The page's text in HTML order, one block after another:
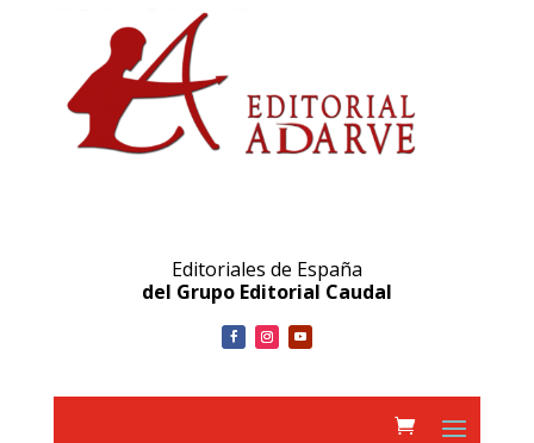
Editoriales de España
del Grupo Editorial Caudal